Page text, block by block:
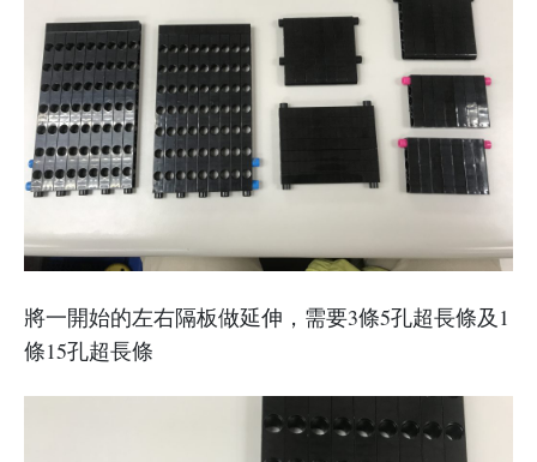
將一開始的左右隔板做延伸，需要3條5孔超長條及1
條15孔超長條